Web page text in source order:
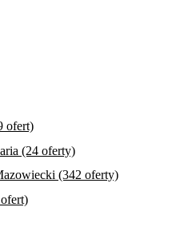
ofert)
(24 oferty)
(342 oferty)